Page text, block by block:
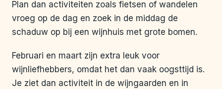
Plan dan activiteiten zoals fietsen of wandelen
vroeg op de dag en zoek in de middag de
schaduw op bij een wijnhuis met grote bomen.
Februari en maart zijn extra leuk voor
wijnliefhebbers, omdat het dan vaak oogsttijd is.
Je ziet dan activiteit in de wijngaarden en in